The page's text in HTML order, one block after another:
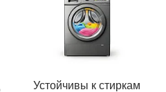
Устойчивы к стиркам